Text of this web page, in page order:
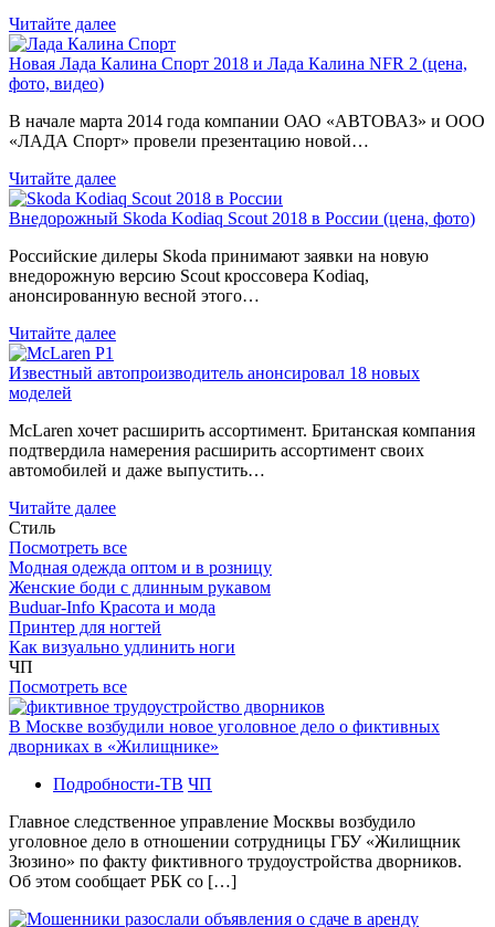
Читайте далее
Новая Лада Калина Спорт 2018 и Лада Калина NFR 2 (цена,
фото, видео)
В начале марта 2014 года компании ОАО «АВТОВАЗ» и ООО
«ЛАДА Спорт» провели презентацию новой…
Читайте далее
Внедорожный Skoda Kodiaq Scout 2018 в России (цена, фото)
Российские дилеры Skoda принимают заявки на новую
внедорожную версию Scout кроссовера Kodiaq,
анонсированную весной этого…
Читайте далее
Известный автопроизводитель анонсировал 18 новых
моделей
McLaren хочет расширить ассортимент. Британская компания
подтвердила намерения расширить ассортимент своих
автомобилей и даже выпустить…
Читайте далее
Стиль
Посмотреть все
Модная одежда оптом и в розницу
Женские боди с длинным рукавом
Buduar-Info Красота и мода
Принтер для ногтей
Как визуально удлинить ноги
ЧП
Посмотреть все
В Москве возбудили новое уголовное дело о фиктивных
дворниках в «Жилищнике»
Подробности-ТВ ЧП
Главное следственное управление Москвы возбудило
уголовное дело в отношении сотрудницы ГБУ «Жилищник
Зюзино» по факту фиктивного трудоустройства дворников.
Об этом сообщает РБК со […]